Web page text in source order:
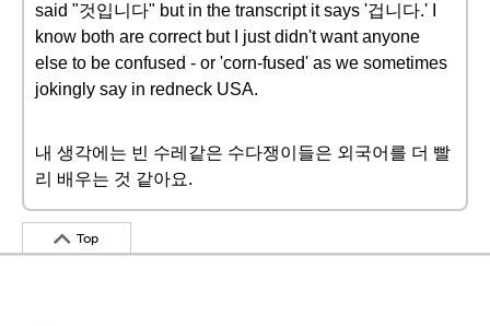
said "것입니다" but in the transcript it says '겁니다.' I
know both are correct but I just didn't want anyone
else to be confused - or 'corn-fused' as we sometimes
jokingly say in redneck USA.
내 생각에는 빈 수레같은 수다쟁이들은 외국어를 더 빨
리 배우는 것 같아요.
Top